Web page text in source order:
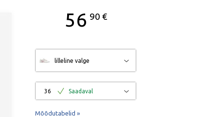
56 90 €
lilleline valge
36 Saadaval
Mõõdutabelid »